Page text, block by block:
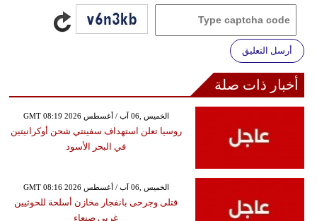
أرسل التعليق
أخبار ذات صلة
GMT 08:19 2026 الخميس ,06 آب / أغسطس
روسيا تعلن استهداف سفينتي شحن أوكرانيتين
في البحر الأسود
GMT 08:16 2026 الخميس ,06 آب / أغسطس
قتلى وجرحى بانفجار مخازن أسلحة للحوثيين
غربي صنعاء